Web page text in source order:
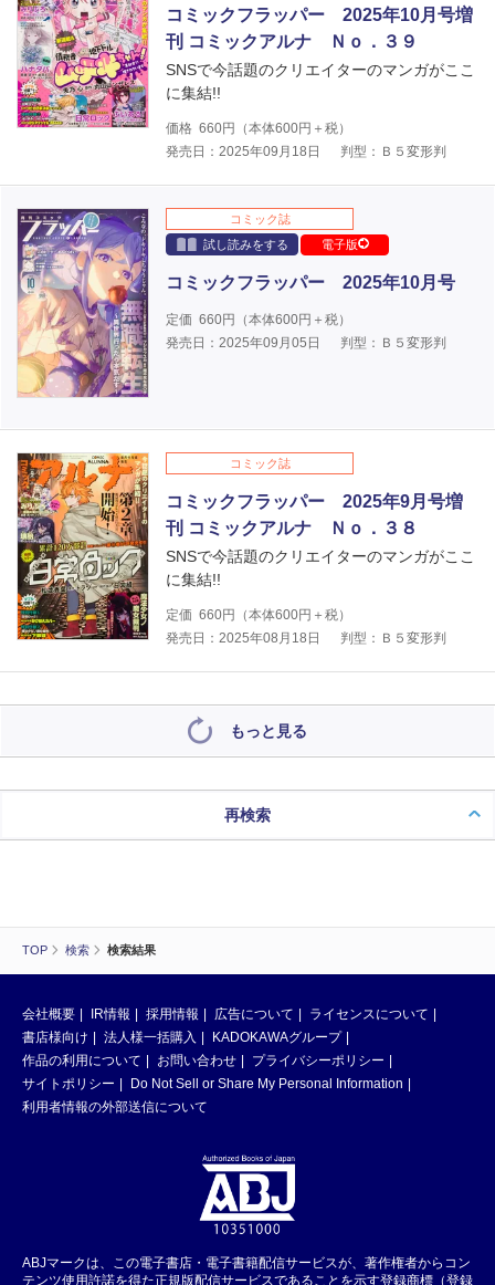
TOP 検索 検索結果
コミックフラッパー 2025年10月号増
刊 コミックアルナ Ｎｏ．３９
SNSで今話題のクリエイターのマンガがここ
に集結!!
価格 660円（本体600円＋税）
発売日：2025年09月18日
判型：Ｂ５変形判
コミック誌
試し読みをする
電子版
コミックフラッパー 2025年10月号
定価 660円（本体600円＋税）
発売日：2025年09月05日
判型：Ｂ５変形判
コミック誌
コミックフラッパー 2025年9月号増
刊 コミックアルナ Ｎｏ．３８
SNSで今話題のクリエイターのマンガがここ
に集結!!
定価 660円（本体600円＋税）
発売日：2025年08月18日
判型：Ｂ５変形判
もっと見る
再検索
会社概要 IR情報 採用情報 広告について
ライセンスについて
書店様向け
法人様一括購入
KADOKAWAグループ
作品の利用について
お問い合わせ
プライバシーポリシー
サイトポリシー
Do Not Sell or Share My Personal Information
利用者情報の外部送信について
ABJマークは、この電子書店・電子書籍配信サービスが、著作権者からコン
テンツ使用許諾を得た正規版配信サービスであることを示す登録商標（登録